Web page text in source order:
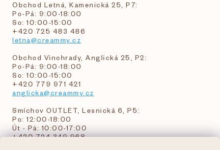
Obchod Letná, Kamenická 25, P7:
Po-Pá: 9:00-18:00
So: 10:00-15:00
+420 725 483 486
letna@creammy.cz
Obchod Vinohrady, Anglická 25, P2:
Po-Pá: 9:00-18:00
So: 10:00-15:00
+420 779 971 421
anglicka@creammy.cz
Smíchov OUTLET, Lesnická 6, P5:
Po: 12:00-18:00
Út - Pá: 10:00-17:00
+420 724 349 968